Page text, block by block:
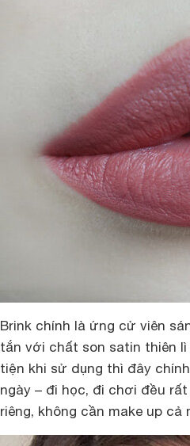
Brink chính là ứng cử viên
tắn với chất son satin thiên
tiện khi sử dụng thì đây
ngày – đi học, đi chơi đều
riêng, không cần make up cả